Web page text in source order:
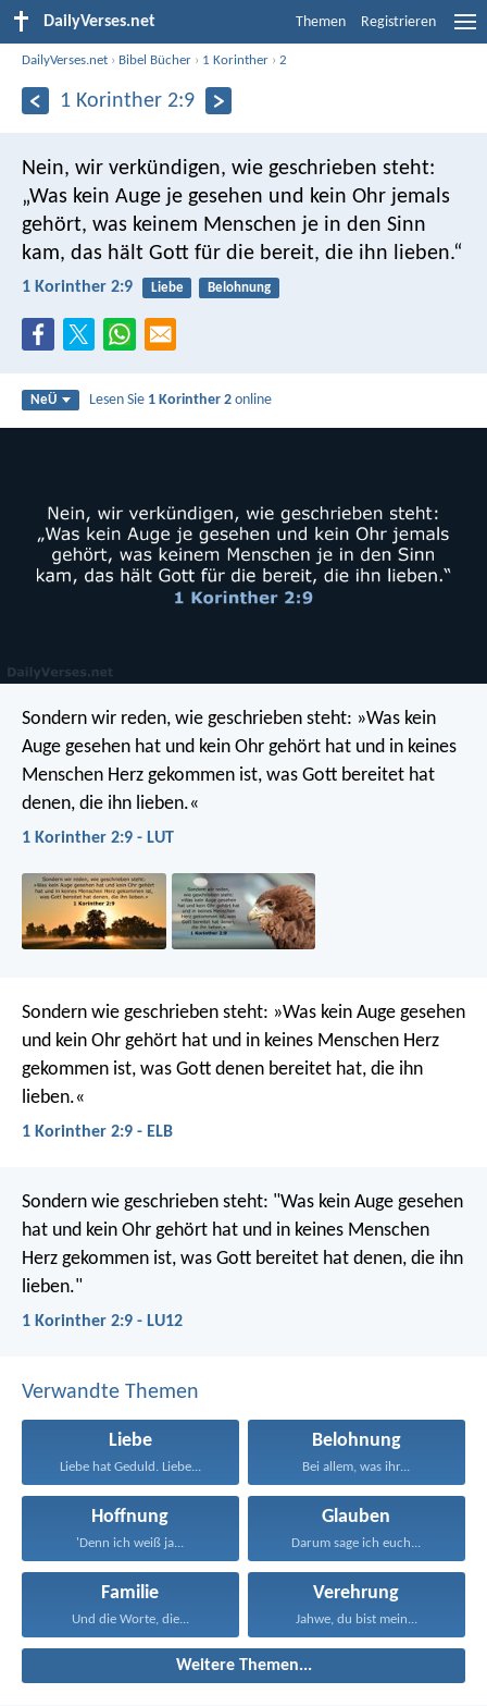
DailyVerses.net Themen Registrieren
DailyVerses.net › Bibel Bücher › 1 Korinther ›2
1 Korinther 2:9
Nein, wir verkündigen, wie geschrieben steht:
„Was kein Auge je gesehen und kein Ohr jemals
gehört, was keinem Menschen je in den Sinn
kam, das hält Gott für die bereit, die ihn lieben.“
1 Korinther 2:9 Liebe Belohnung
NeÜ Lesen Sie 1 Korinther 2 online
Sondern wir reden, wie geschrieben steht: »Was kein
Auge gesehen hat und kein Ohr gehört hat und in keines
Menschen Herz gekommen ist, was Gott bereitet hat
denen, die ihn lieben.«
1 Korinther 2:9 - LUT
Sondern wie geschrieben steht: »Was kein Auge gesehen
und kein Ohr gehört hat und in keines Menschen Herz
gekommen ist, was Gott denen bereitet hat, die ihn
lieben.«
1 Korinther 2:9 - ELB
Sondern wie geschrieben steht: "Was kein Auge gesehen
hat und kein Ohr gehört hat und in keines Menschen
Herz gekommen ist, was Gott bereitet hat denen, die ihn
lieben."
1 Korinther 2:9 - LU12
Verwandte Themen
Liebe
Liebe hat Geduld. Liebe...
Belohnung
Bei allem, was ihr...
Hoffnung
'Denn ich weiß ja...
Glauben
Darum sage ich euch...
Familie
Und die Worte, die...
Verehrung
Jahwe, du bist mein...
Weitere Themen...